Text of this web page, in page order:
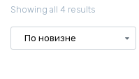
Showing all 4 results